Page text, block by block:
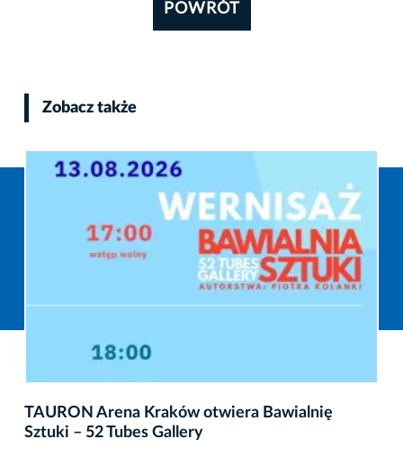
POWRÓT
Zobacz także
TAURON Arena Kraków otwiera Bawialnię
Sztuki – 52 Tubes Gallery